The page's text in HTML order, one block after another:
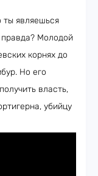
ты являешься
Молодой
корнях до
Но его
власть,
убийцу